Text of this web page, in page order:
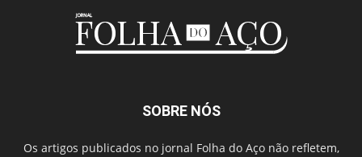
SOBRE NÓS
Os artigos publicados no jornal Folha do Aço não refletem,